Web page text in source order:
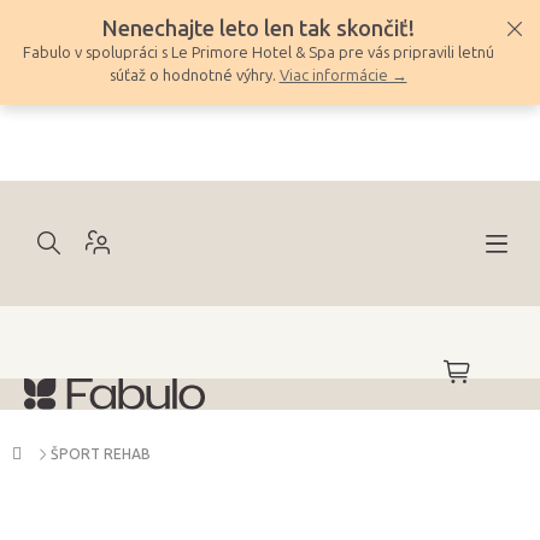
obsah
Nenechajte leto len tak skončiť!
Fabulo v spolupráci s Le Primore Hotel & Spa pre vás pripravili letnú
súťaž o hodnotné výhry. Viac informácie →
NÁKUPNÝ
KOŠÍK
Domov
ŠPORT REHAB